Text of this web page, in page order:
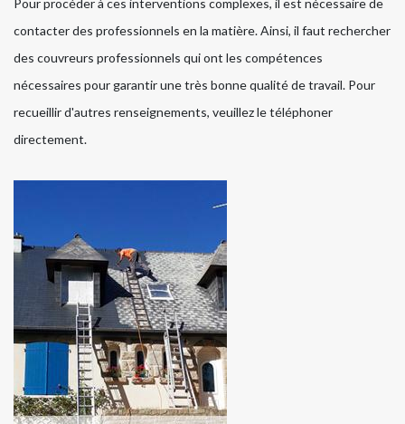
Pour procéder à ces interventions complexes, il est nécessaire de
contacter des professionnels en la matière. Ainsi, il faut rechercher
des couvreurs professionnels qui ont les compétences
nécessaires pour garantir une très bonne qualité de travail. Pour
recueillir d'autres renseignements, veuillez le téléphoner
directement.